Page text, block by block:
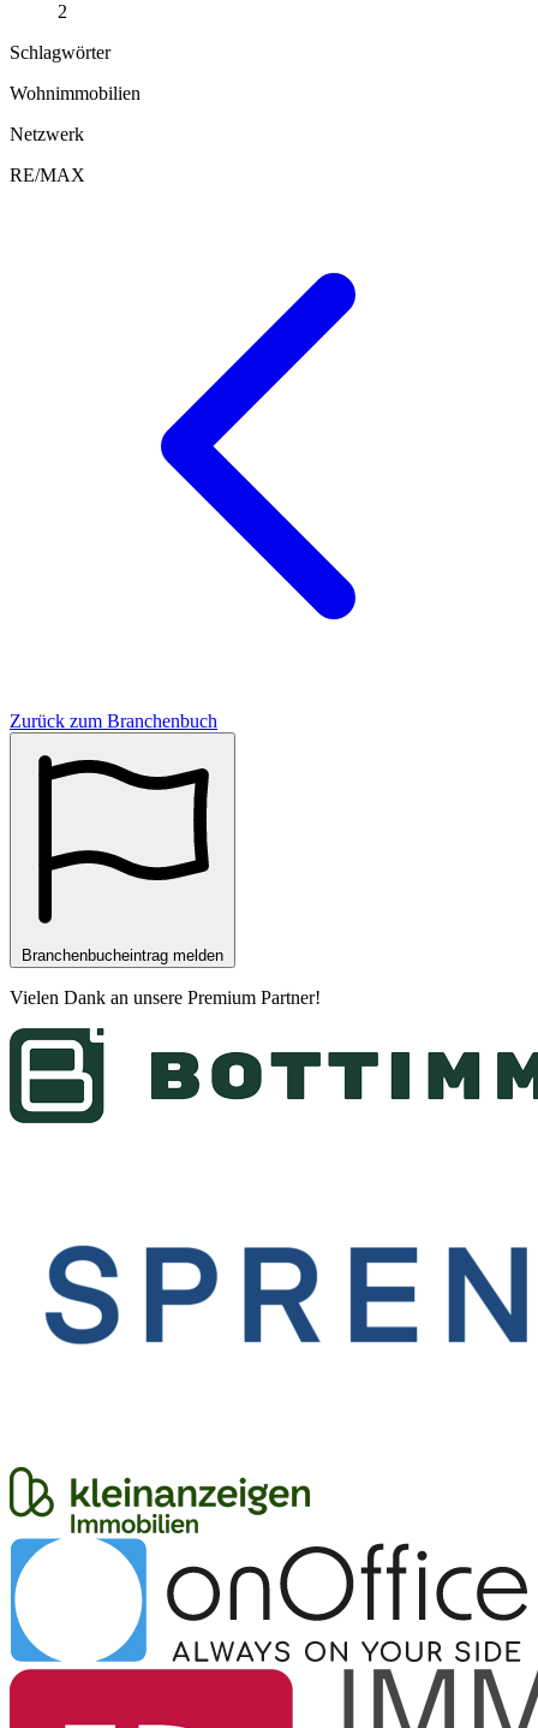
2
Schlagwörter
Wohnimmobilien
Netzwerk
RE/MAX
Zurück zum Branchenbuch
Branchenbucheintrag melden
Vielen Dank an unsere Premium Partner!